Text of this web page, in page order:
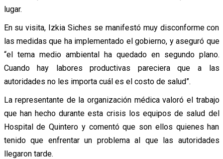
lugar.
En su visita, Izkia Siches se manifestó muy disconforme con
las medidas que ha implementado el gobierno, y aseguró que
“el tema medio ambiental ha quedado en segundo plano.
Cuando hay labores productivas pareciera que a las
autoridades no les importa cuál es el costo de salud”.
La representante de la organización médica valoró el trabajo
que han hecho durante esta crisis los equipos de salud del
Hospital de Quintero y comentó que son ellos quienes han
tenido que enfrentar un problema al que las autoridades
llegaron tarde.